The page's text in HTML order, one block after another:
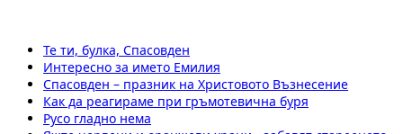
Те ти, булка, Спасовден
Интересно за името Емилия
Спасовден – празник на Христовото Възнесение
Как да реагираме при гръмотевична буря
Русо гладно нема